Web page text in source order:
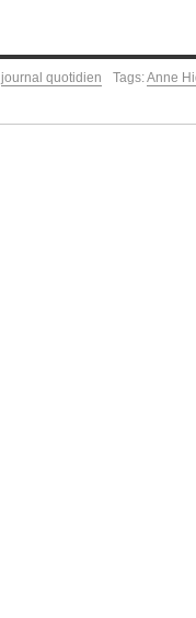
journal quotidien Tags:Anne